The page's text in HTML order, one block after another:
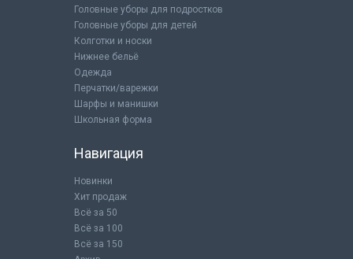
Головные уборы для подростков
Головные уборы для детей
Колготки и носки
Нижнее бельё
Одежда
Перчатки/варежки
Шарфы и манишки
Школьная форма
Навигация
Новинки
Хит продаж
Всё за 50
Всё за 100
Всё за 150